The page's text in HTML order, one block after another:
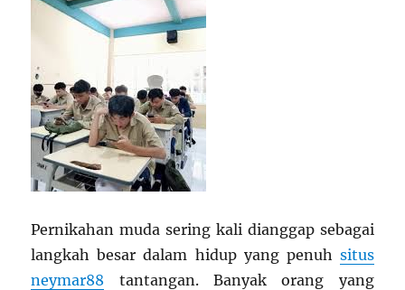
Pernikahan muda sering kali dianggap sebagai
langkah besar dalam hidup yang penuh situs
neymar88 tantangan. Banyak orang yang